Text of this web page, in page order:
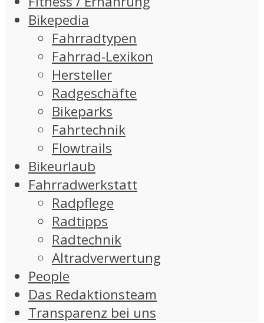
Bikepedia
Fahrradtypen
Fahrrad-Lexikon
Hersteller
Radgeschäfte
Bikeparks
Fahrtechnik
Flowtrails
Bikeurlaub
Fahrradwerkstatt
Radpflege
Radtipps
Radtechnik
Altradverwertung
People
Das Redaktionsteam
Transparenz bei uns